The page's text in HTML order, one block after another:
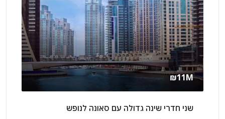
₪210K/Yearly
שני חדרי שינה עם גינה להשכרה לנופש באילת